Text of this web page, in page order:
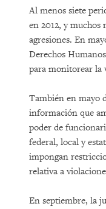
Al menos siete
en 2012, y muchos
agresiones. En
Derechos
para monitorear la
También en mayo
información que
poder de
federal, local y
impongan
relativa a
En septiembre, la